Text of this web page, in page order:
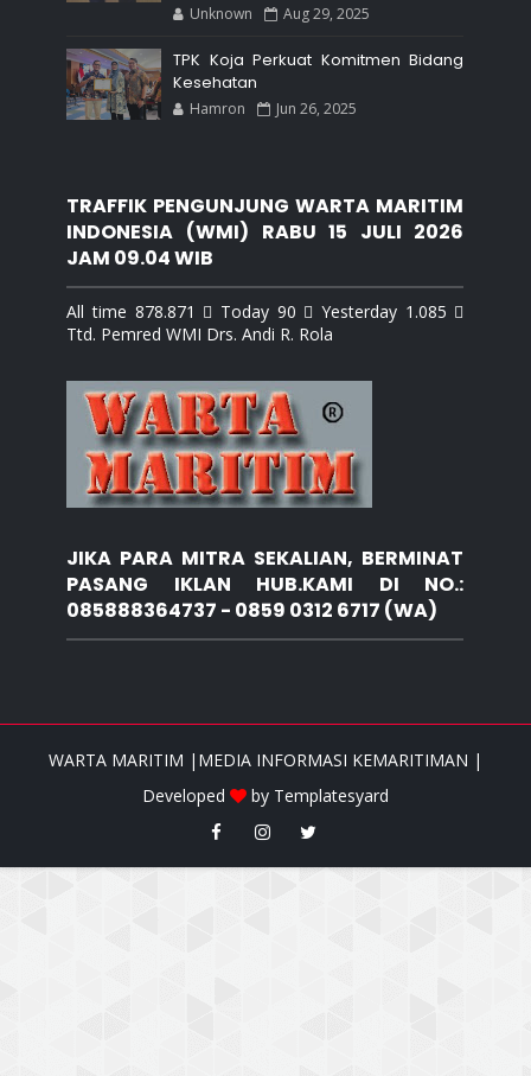
Unknown Aug 29, 2025
TPK Koja Perkuat Komitmen Bidang
Kesehatan
Hamron Jun 26, 2025
TRAFFIK PENGUNJUNG WARTA MARITIM
INDONESIA (WMI) RABU 15 JULI 2026
JAM 09.04 WIB
All time 878.871  Today 90  Yesterday 1.085 
Ttd. Pemred WMI Drs. Andi R. Rola
JIKA PARA MITRA SEKALIAN, BERMINAT
PASANG IKLAN HUB.KAMI DI NO.:
085888364737 - 0859 0312 6717 (WA)
WARTA MARITIM |MEDIA INFORMASI KEMARITIMAN |
Developed
by Templatesyard